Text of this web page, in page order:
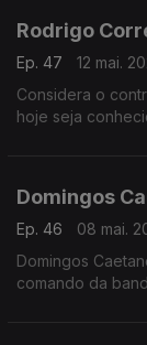
Rodrigo
Ep. 47
12 mai.
Considera o
hoje seja conhecido pelo trabalho no jazz e com
Domingos
Ep. 46
08 mai.
Domingos
comando da